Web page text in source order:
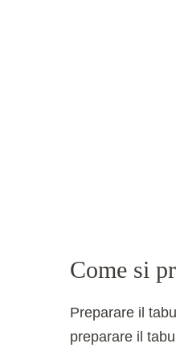
Come si
Preparare il
preparare il